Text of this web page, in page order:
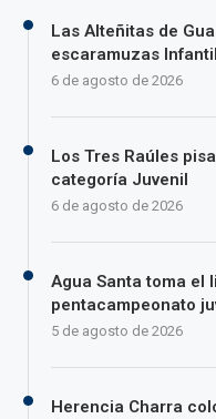
Las Alteñitas de
escaramuzas Infantil
6 de agosto de 2026
Los Tres Raúles
categoría Juvenil
6 de agosto de 2026
Agua Santa toma el
pentacampeonato
5 de agosto de 2026
Herencia Charra